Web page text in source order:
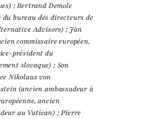
; Bertrand Demole
du bureau des directeurs de
Advisors) ; Jàn
commissaire européen,
président du
slovaque) ; Son
Nikolaus von
(ancien ambassadeur à
ancien
au Vatican) ; Pierre